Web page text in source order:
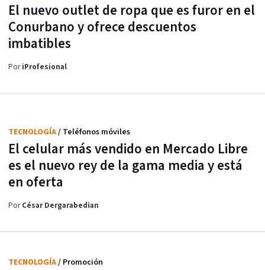
El nuevo outlet de ropa que es furor en el
Conurbano y ofrece descuentos
imbatibles
PoriProfesional
El celular más vendido en Mercado Libre
es el nuevo rey de la gama media y está
en oferta
TECNOLOGÍA/ Teléfonos móviles
PorCésar Dergarabedian
TECNOLOGÍA/ Promoción